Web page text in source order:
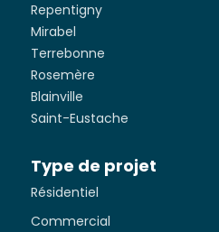
Repentigny
Mirabel
Terrebonne
Rosemère
Blainville
Saint-Eustache
Type de projet
Résidentiel
Commercial